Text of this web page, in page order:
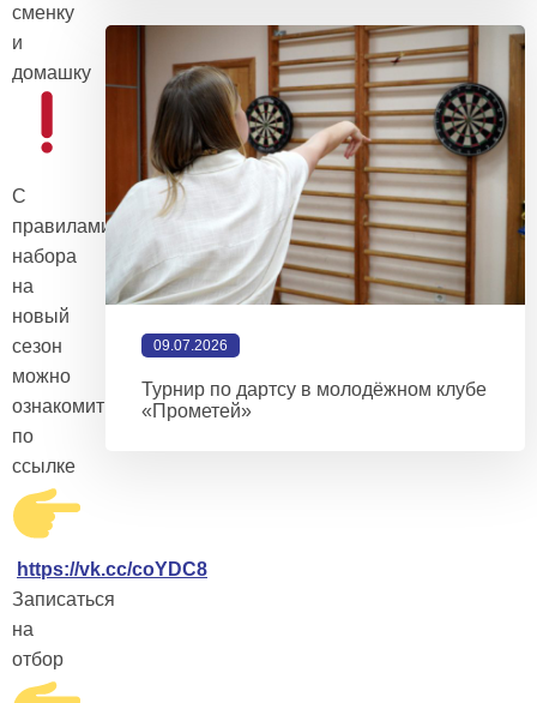
сменку
и
домашку
С
правилами
набора
на
новый
сезон
можно
ознакомиться
по
ссылке
https://vk.cc/coYDC8
Записаться
на
отбор
09.07.2026
Турнир по дартсу в молодёжном клубе
«Прометей»